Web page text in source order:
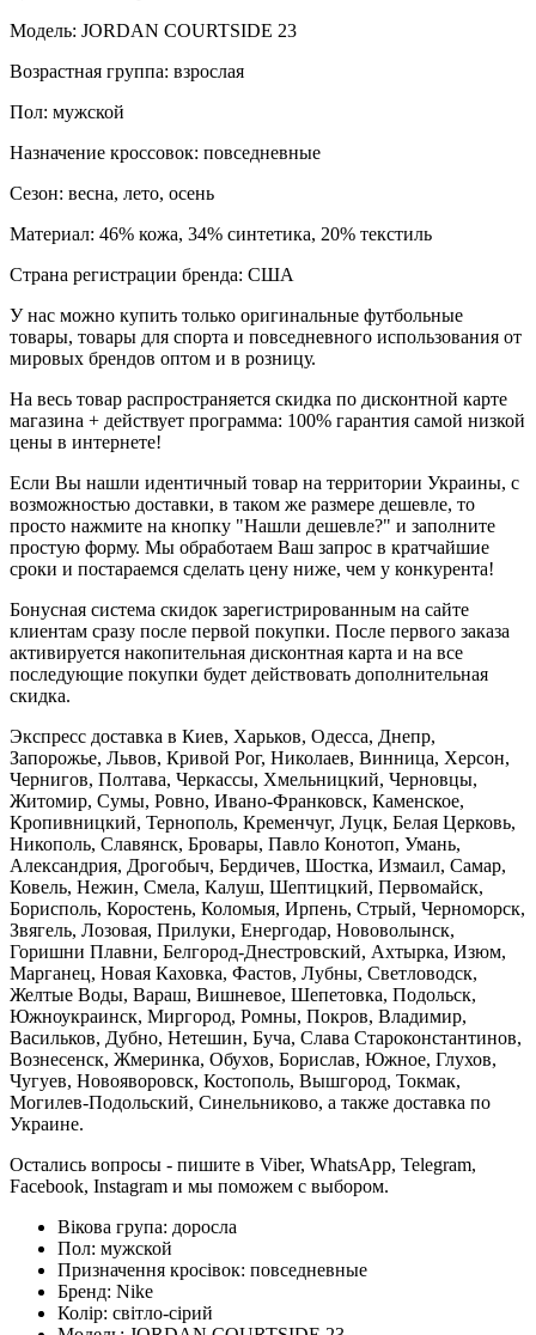
Модель: JORDAN COURTSIDE 23
Возрастная группа: взрослая
Пол: мужской
Назначение кроссовок: повседневные
Сезон: весна, лето, осень
Материал: 46% кожа, 34% синтетика, 20% текстиль
Страна регистрации бренда: США
У нас можно купить только оригинальные футбольные
товары, товары для спорта и повседневного использования от
мировых брендов оптом и в розницу.
На весь товар распространяется скидка по дисконтной карте
магазина + действует программа: 100% гарантия самой низкой
цены в интернете!
Если Вы нашли идентичный товар на территории Украины, с
возможностью доставки, в таком же размере дешевле, то
просто нажмите на кнопку "Нашли дешевле?" и заполните
простую форму. Мы обработаем Ваш запрос в кратчайшие
сроки и постараемся сделать цену ниже, чем у конкурента!
Бонусная система скидок зарегистрированным на сайте
клиентам сразу после первой покупки. После первого заказа
активируется накопительная дисконтная карта и на все
последующие покупки будет действовать дополнительная
скидка.
Экспресс доставка в Киев, Харьков, Одесса, Днепр,
Запорожье, Львов, Кривой Рог, Николаев, Винница, Херсон,
Чернигов, Полтава, Черкассы, Хмельницкий, Черновцы,
Житомир, Сумы, Ровно, Ивано-Франковск, Каменское,
Кропивницкий, Тернополь, Кременчуг, Луцк, Белая Церковь,
Никополь, Славянск, Бровары, Павло Конотоп, Умань,
Александрия, Дрогобыч, Бердичев, Шостка, Измаил, Самар,
Ковель, Нежин, Смела, Калуш, Шептицкий, Первомайск,
Борисполь, Коростень, Коломыя, Ирпень, Стрый, Черноморск,
Звягель, Лозовая, Прилуки, Енергодар, Нововолынск,
Горишни Плавни, Белгород-Днестровский, Ахтырка, Изюм,
Марганец, Новая Каховка, Фастов, Лубны, Светловодск,
Желтые Воды, Вараш, Вишневое, Шепетовка, Подольск,
Южноукраинск, Миргород, Ромны, Покров, Владимир,
Васильков, Дубно, Нетешин, Буча, Слава Староконстантинов,
Вознесенск, Жмеринка, Обухов, Борислав, Южное, Глухов,
Чугуев, Новояворовск, Костополь, Вышгород, Токмак,
Могилев-Подольский, Синельниково, а также доставка по
Украине.
Остались вопросы - пишите в Viber, WhatsApp, Telegram,
Facebook, Instagram и мы поможем с выбором.
Вікова група: доросла
Пол: мужской
Призначення кросівок: повседневные
Бренд: Nike
Колір: світло-сірий